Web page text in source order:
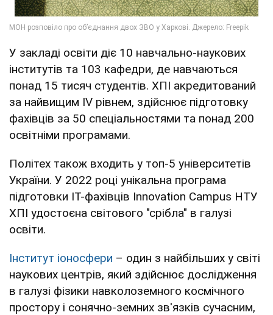
У закладі освіти діє 10 навчально-наукових
інститутів та 103 кафедри, де навчаються
понад 15 тисяч студентів. ХПІ акредитований
за найвищим IV рівнем, здійснює підготовку
фахівців за 50 спеціальностями та понад 200
освітніми програмами.
Політех також входить у топ-5 університетів
України. У 2022 році унікальна програма
підготовки IT-фахівців Innovation Campus НТУ
ХПІ удостоєна світового "срібла" в галузі
освіти.
Інститут іоносфери – один з найбільших у світі
наукових центрів, який здійснює дослідження
в галузі фізики навколоземного космічного
простору і сонячно-земних зв'язків сучасним,